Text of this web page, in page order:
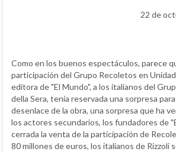
22 de
Como en los buenos espectáculos, parece
participación del Grupo Recoletos en
editora de "El Mundo", a los italianos del
della Sera, tenía reservada una sorpresa
desenlace de la obra, una sorpresa que ha
los actores secundarios, los fundadores de
cerrada la venta de la participación de
80 millones de euros, los italianos de Rizzoli